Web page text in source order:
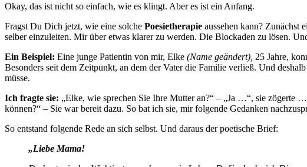
Okay, das ist nicht so einfach, wie es klingt. Aber es ist ein Anfang.
Fragst Du Dich jetzt, wie eine solche Poesietherapie aussehen kann? Zunächst
selber einzuleiten. Mir über etwas klarer zu werden. Die Blockaden zu lösen.
Ein Beispiel: Eine junge Patientin von mir, Elke (Name geändert), 25 Jahre,
Besonders seit dem Zeitpunkt, an dem der Vater die Familie verließ. Und
müsse.
Ich fragte sie: „Elke, wie sprechen Sie Ihre Mutter an?“ – „Ja …“, sie zögerte
können?“ – Sie war bereit dazu. So bat ich sie, mir folgende Gedanken
So entstand folgende Rede an sich selbst. Und daraus der poetische Brief:
„Liebe Mama!